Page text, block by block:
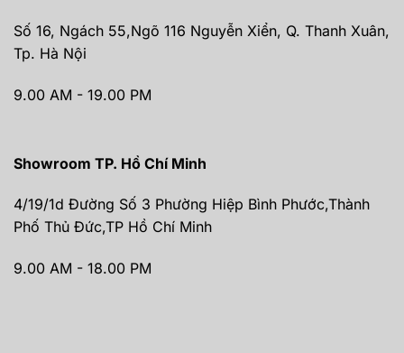
Số 16, Ngách 55,Ngõ 116 Nguyễn Xiển, Q. Thanh Xuân,
Tp. Hà Nội
9.00 AM - 19.00 PM
Showroom TP. Hồ Chí Minh
4/19/1d Đường Số 3 Phường Hiệp Bình Phước,Thành
Phố Thủ Đức,TP Hồ Chí Minh
9.00 AM - 18.00 PM